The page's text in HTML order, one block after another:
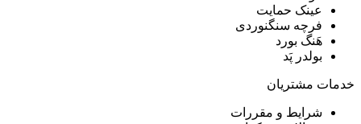
عینک حمایت
فرچه سنگنوردی
هَنگ بورد
بولدر پَد
خدمات مشتریان
شرایط و مقررات